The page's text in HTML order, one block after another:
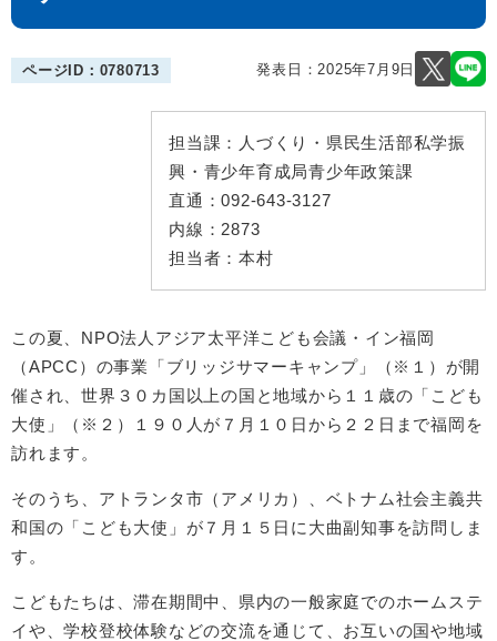
ページID：0780713 発表日：2025年7月9日
担当課： 人づくり・県民生活部私学振
興・青少年育成局青少年政策課
直通：092-643-3127
内線： 2873
担当者： 本村
この夏、NPO法人アジア太平洋こども会議・イン福岡
（APCC）の事業「ブリッジサマーキャンプ」（※１）が開
催され、世界３０カ国以上の国と地域から１１歳の「こども
大使」（※２）１９０人が７月１０日から２２日まで福岡を
訪れます。
そのうち、アトランタ市（アメリカ）、ベトナム社会主義共
和国の「こども大使」が７月１５日に大曲副知事を訪問しま
す。
こどもたちは、滞在期間中、県内の一般家庭でのホームステ
イや、学校登校体験などの交流を通じて、お互いの国や地域